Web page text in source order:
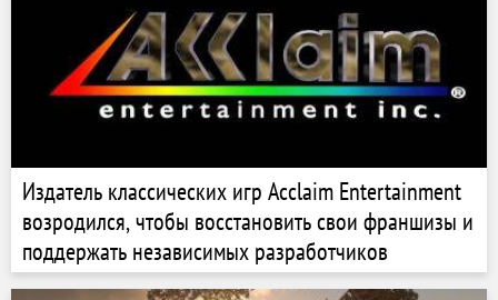
Издатель классических игр Acclaim Entertainment
возродился, чтобы восстановить свои франшизы и
поддержать независимых разработчиков